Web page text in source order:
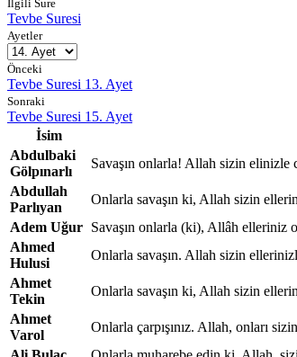
İlgili Sure
Tevbe Suresi
Ayetler
Önceki
Tevbe Suresi 13. Ayet
Sonraki
Tevbe Suresi 15. Ayet
İsim
Abdulbaki
Gölpınarlı
Savaşın onlarla! Allah sizin elinizle
Abdullah
Parlıyan
Onlarla savaşın ki, Allah sizin
Adem Uğur Savaşın onlarla (ki), Allâh elleriniz
Ahmed
Hulusi
Onlarla savaşın. Allah sizin
Ahmet
Tekin
Onlarla savaşın ki, Allah sizin
Ahmet
Varol
Onlarla çarpışınız. Allah, onları